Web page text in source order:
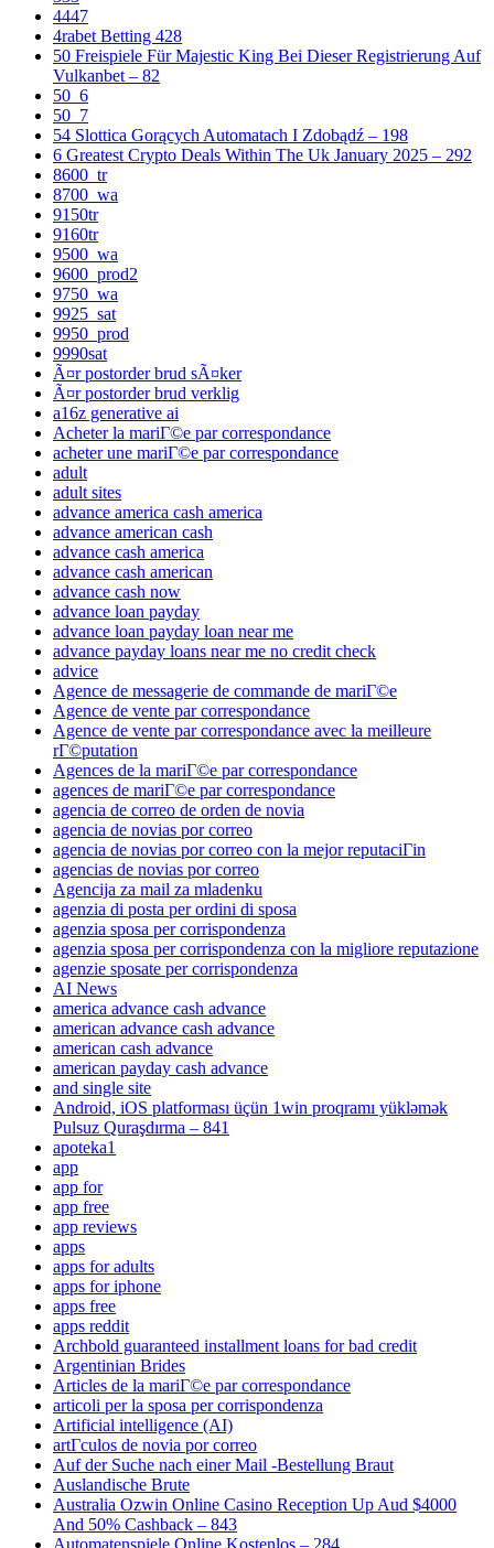
4447
4rabet Betting 428
50 Freispiele Für Majestic King Bei Dieser Registrierung Auf
Vulkanbet – 82
50_6
50_7
54 Slottica Gorących Automatach I Zdobądź – 198
6 Greatest Crypto Deals Within The Uk January 2025 – 292
8600_tr
8700_wa
9150tr
9160tr
9500_wa
9600_prod2
9750_wa
9925_sat
9950_prod
9990sat
Ã¤r postorder brud sÃ¤ker
Ã¤r postorder brud verklig
a16z generative ai
Acheter la mariГ©e par correspondance
acheter une mariГ©e par correspondance
adult
adult sites
advance america cash america
advance american cash
advance cash america
advance cash american
advance cash now
advance loan payday
advance loan payday loan near me
advance payday loans near me no credit check
advice
Agence de messagerie de commande de mariГ©e
Agence de vente par correspondance
Agence de vente par correspondance avec la meilleure
rГ©putation
Agences de la mariГ©e par correspondance
agences de mariГ©e par correspondance
agencia de correo de orden de novia
agencia de novias por correo
agencia de novias por correo con la mejor reputaciГіn
agencias de novias por correo
Agencija za mail za mladenku
agenzia di posta per ordini di sposa
agenzia sposa per corrispondenza
agenzia sposa per corrispondenza con la migliore reputazione
agenzie sposate per corrispondenza
AI News
america advance cash advance
american advance cash advance
american cash advance
american payday cash advance
and single site
Android, iOS platforması üçün 1win proqramı yükləmək
Pulsuz Quraşdırma – 841
apoteka1
app
app for
app free
app reviews
apps
apps for adults
apps for iphone
apps free
apps reddit
Archbold guaranteed installment loans for bad credit
Argentinian Brides
Articles de la mariГ©e par correspondance
articoli per la sposa per corrispondenza
Artificial intelligence (AI)
artГ­culos de novia por correo
Auf der Suche nach einer Mail -Bestellung Braut
Auslandische Brute
Australia Ozwin Online Casino Reception Up Aud $4000
And 50% Cashback – 843
Automatenspiele Online Kostenlos – 284